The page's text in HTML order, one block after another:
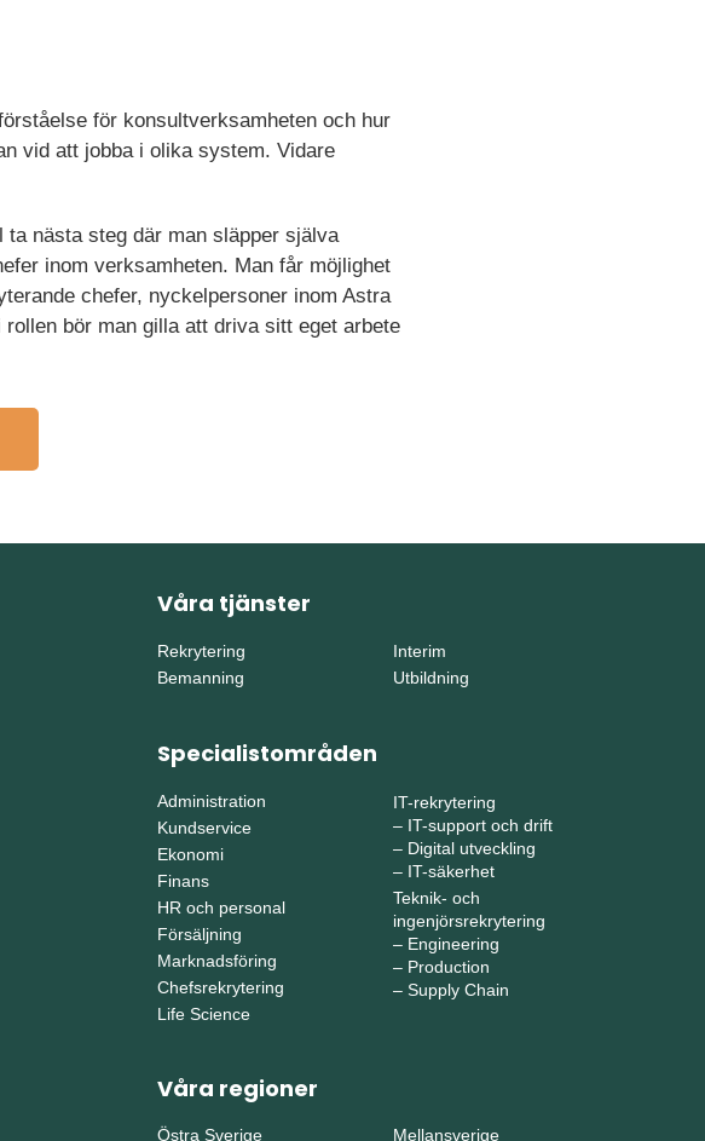
för konsultverksamheten och hur
vid att jobba i olika system. Vidare
nästa steg där man släpper själva
inom verksamheten. Man får möjlighet
chefer, nyckelpersoner inom Astra
bör man gilla att driva sitt eget arbete
Våra tjänster
Rekrytering
Bemanning
Interim
Utbildning
Specialistområden
Administration
Kundservice
Ekonomi
Finans
HR och personal
Försäljning
Marknadsföring
Chefsrekrytering
Life Science
IT-rekrytering
– IT-support och drift
– Digital utveckling
– IT-säkerhet
Teknik- och
ingenjörsrekrytering
– Engineering
– Production
– Supply Chain
Våra regioner
Östra Sverige Mellansverige